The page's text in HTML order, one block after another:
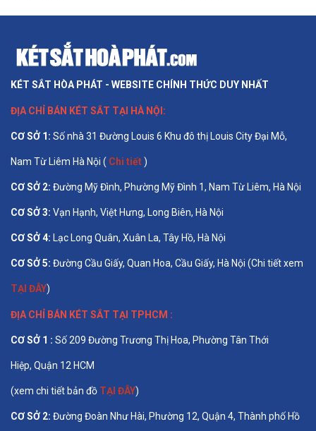
KÉT SẮT HÒA PHÁT - WEBSITE CHÍNH THỨC DUY NHẤT
ĐỊA CHỈ BÁN KÉT SẮT TẠI HÀ NỘI :
CƠ SỞ 1: Số nhà 31 Đường Louis 6 Khu đô thị Louis City Đại Mỗ,
Nam Từ Liêm Hà Nội ( Chi tiết)
CƠ SỞ 2: Đường Mỹ Đình, Phường Mỹ Đình 1, Nam Từ Liêm, Hà Nội
CƠ SỞ 3: Vạn Hạnh, Việt Hưng, Long Biên, Hà Nội
CƠ SỞ 4: Lạc Long Quân, Xuân La, Tây Hồ, Hà Nội
CƠ SỞ 5: Đường Cầu Giấy, Quan Hoa, Cầu Giấy, Hà Nội (Chi tiết xem
TẠI ĐÂY)
ĐỊA CHỈ BÁN KÉT SẮT TẠI TPHCM :
CƠ SỞ 1 : Số 209 Đường Trương Thị Hoa, Phường Tân Thới
Hiệp, Quận 12 HCM
(xem chi tiết bản đồ TẠI ĐÂY)
CƠ SỞ 2: Đường Đoàn Như Hài, Phường 12, Quận 4, Thành phố Hồ